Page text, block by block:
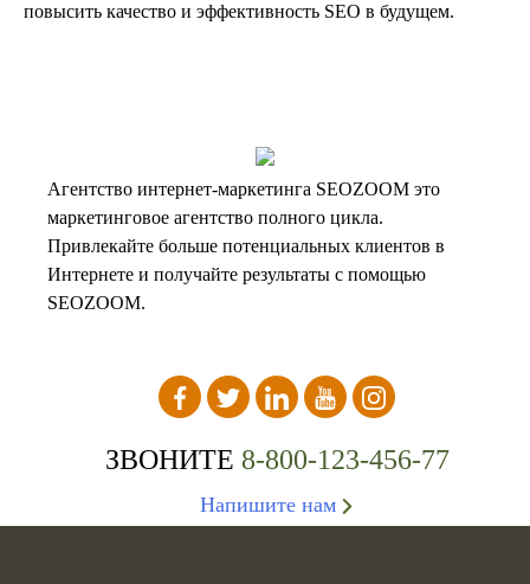
повысить качество и эффективность SEO в будущем.
Агентство интернет-маркетинга SEOZOOM это
маркетинговое агентство полного цикла.
Привлекайте больше потенциальных клиентов в
Интернете и получайте результаты с помощью
SEOZOOM.
ЗВОНИТЕ 8-800-123-456-77
Напишите нам